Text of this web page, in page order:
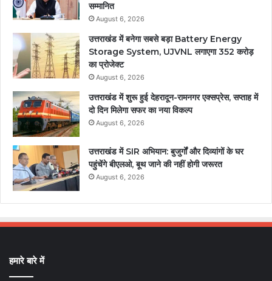
सम्मानित
August 6, 2026
उत्तराखंड में बनेगा सबसे बड़ा Battery Energy
Storage System, UJVNL लगाएगा 352 करोड़
का प्रोजेक्ट
August 6, 2026
उत्तराखंड में शुरू हुई देहरादून-रामनगर एक्सप्रेस, सप्ताह में
दो दिन मिलेगा सफर का नया विकल्प
August 6, 2026
उत्तराखंड में SIR अभियान: बुजुर्गों और दिव्यांगों के घर
पहुंचेंगे बीएलओ, बूथ जाने की नहीं होगी जरूरत
August 6, 2026
हमारे बारे में